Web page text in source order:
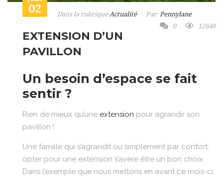
02 Dans la rubriqueActualité Par: Pennylane
0
12648
EXTENSION D’UN
PAVILLON
Un besoin d’espace se fait
sentir ?
Rien de mieux qu’une extension pour agrandir son
pavillon !
Une famille qui s’agrandit ou simplement par confort,
opter pour une extension s’avère être un bon choix.
Dans l’exemple que nous mettons en avant ce mois-ci,